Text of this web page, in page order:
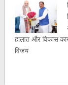
हालात और विकास
विजय